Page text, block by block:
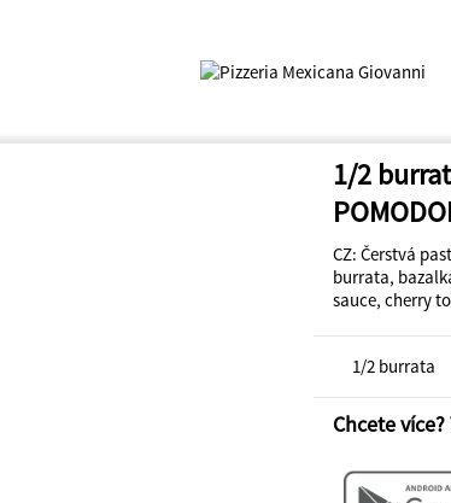
1/2
CZ: Čerstvá
burrata,
sauce, cherry
1/2 burrata
Chcete